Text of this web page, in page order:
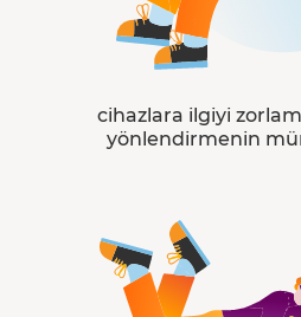
cihazlara ilgiyi
yönlendirmenin